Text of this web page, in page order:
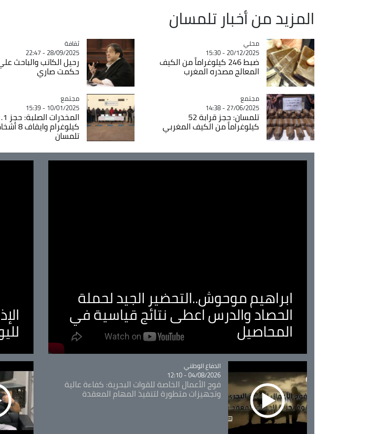
المزيد من أخبار تلمسان
Catégorie
محلي
20/12/2025 - 15:30
ضبط 246 كيلوغراماً من الكيف
المعالج مصدره المغرب
Catégorie
ثقافة
28/09/2025 - 22:47
رحيل الكاتب والباحث
حكمت صاري
Catégorie
مجتمع
27/06/2025 - 14:38
تلمسان: حجز قرابة 52
كيلوغراماً من الكيف المغربي
Catégorie
مجتمع
10/01/2025 - 15:39
المخدرات
كيلوغرام
تلمسان
ابراهيم موحوش..التحضير الجيد لحملة
الحصاد والدرس اعطى نتائج قياسية في
المحاصيل
Catégorie
الدفاع الوطني
04/08/2026 - 12:10
فوج الأعمال الخاصة للقوات البحرية: كفاءة عالية
وتجهيزات متطورة لتنفيذ المهام المعقدة